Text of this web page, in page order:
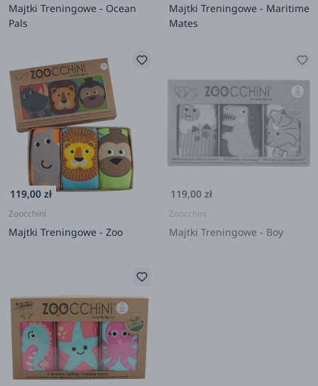
Majtki Treningowe - Ocean
Pals
Majtki Treningowe - Maritime
Mates
119,00 zł
Zoocchini
Majtki Treningowe - Zoo
119,00 zł
Zoocchini
Majtki Treningowe - Boy